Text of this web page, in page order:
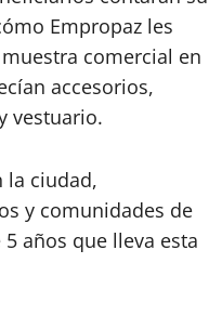
Empropaz les
comercial en
accesorios,
vestuario.
la ciudad,
y comunidades de
años que lleva esta